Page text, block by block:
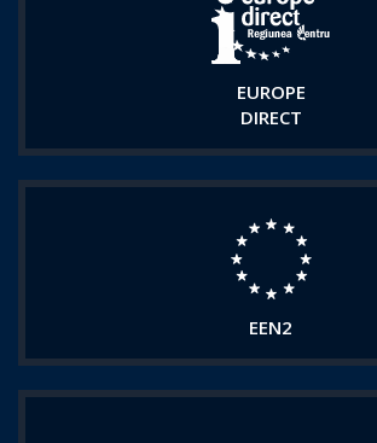
EUROPE
DIRECT
EEN2